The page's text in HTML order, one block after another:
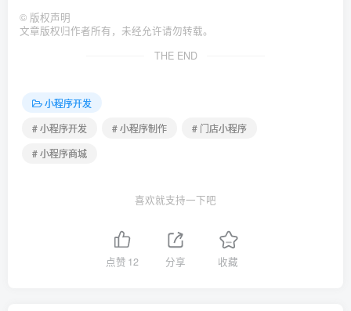
© 版权声明
文章版权归作者所有，未经允许请勿转载。
THE END
小程序开发
# 小程序开发
# 小程序制作
# 门店小程序
# 小程序商城
喜欢就支持一下吧
点赞 12 分享 收藏